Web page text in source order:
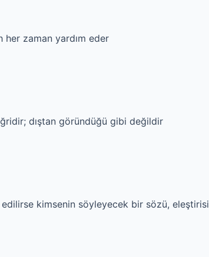
zaman yardım eder
dıştan göründüğü gibi değildir
kimsenin söyleyecek bir sözü, eleştirisi